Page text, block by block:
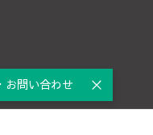
お問い合わせ